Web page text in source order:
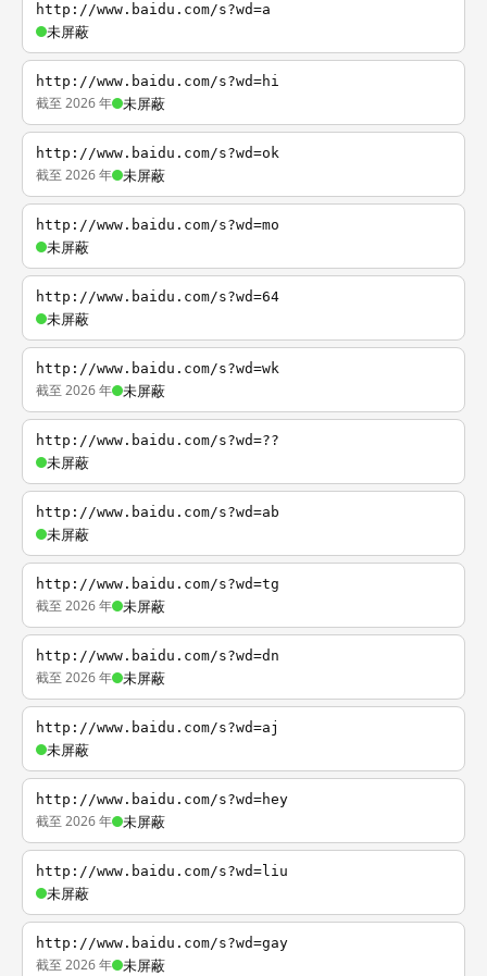
http://www.baidu.com/s?wd=a
未屏蔽
http://www.baidu.com/s?wd=hi
截至 2026 年 未屏蔽
http://www.baidu.com/s?wd=ok
截至 2026 年 未屏蔽
http://www.baidu.com/s?wd=mo
未屏蔽
http://www.baidu.com/s?wd=64
未屏蔽
http://www.baidu.com/s?wd=wk
截至 2026 年 未屏蔽
http://www.baidu.com/s?wd=??
未屏蔽
http://www.baidu.com/s?wd=ab
未屏蔽
http://www.baidu.com/s?wd=tg
截至 2026 年 未屏蔽
http://www.baidu.com/s?wd=dn
截至 2026 年 未屏蔽
http://www.baidu.com/s?wd=aj
未屏蔽
http://www.baidu.com/s?wd=hey
截至 2026 年 未屏蔽
http://www.baidu.com/s?wd=liu
未屏蔽
http://www.baidu.com/s?wd=gay
截至 2026 年 未屏蔽